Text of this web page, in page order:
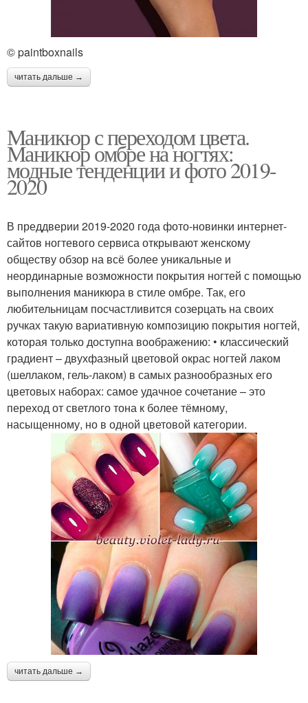
© paintboxnails
читать дальше →
Маникюр с переходом цвета.
Маникюр омбре на ногтях:
модные тенденции и фото 2019-
2020
В преддверии 2019-2020 года фото-новинки интернет-
сайтов ногтевого сервиса открывают женскому
обществу обзор на всё более уникальные и
неординарные возможности покрытия ногтей с помощью
выполнения маникюра в стиле омбре. Так, его
любительницам посчастливится созерцать на своих
ручках такую вариативную композицию покрытия ногтей,
которая только доступна воображению: • классический
градиент – двухфазный цветовой окрас ногтей лаком
(шеллаком, гель-лаком) в самых разнообразных его
цветовых наборах: самое удачное сочетание – это
переход от светлого тона к более тёмному,
насыщенному, но в одной цветовой категории.
читать дальше →